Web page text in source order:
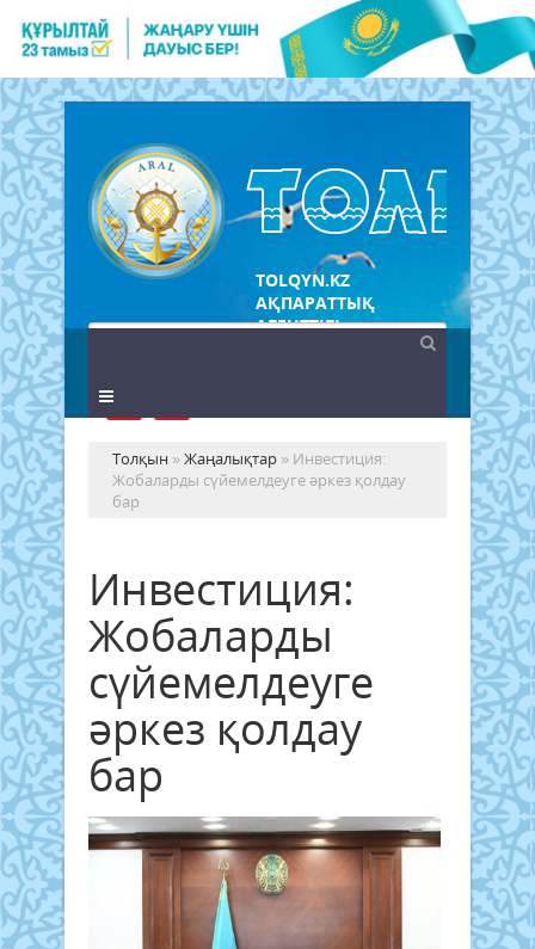
TOLQYN.KZ
АҚПАРАТТЫҚ
АГЕНТТІГІ
Толқын »Жаңалықтар » Инвестиция:
Жобаларды сүйемелдеуге әркез қолдау
бар
Инвестиция:
Жобаларды
сүйемелдеуге
әркез қолдау
бар